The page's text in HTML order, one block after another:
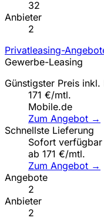
32
Anbieter
2
Privatleasing-
Gewerbe-Leasing
Günstigster Preis inkl.
171 €/mtl.
Mobile.de
Zum Angebot →
Schnellste Lieferung
Sofort verfügbar
ab 171 €/mtl.
Zum Angebot →
Angebote
2
Anbieter
2